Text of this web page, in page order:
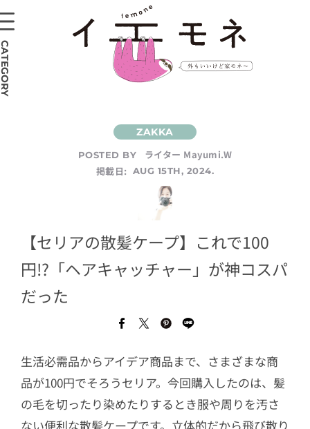
POSTED BY
ライター Mayumi.W
掲載日:
AUG 15TH, 2024.
【セリアの散髪ケープ】これで100
円!?「ヘアキャッチャー」が神コスパ
だった
生活必需品からアイデア商品まで、さまざまな商
品が100円でそろうセリア。今回購入したのは、髪
の毛を切ったり染めたりするとき服や周りを汚さ
ない便利な散髪ケープです。立体的だから飛び散り